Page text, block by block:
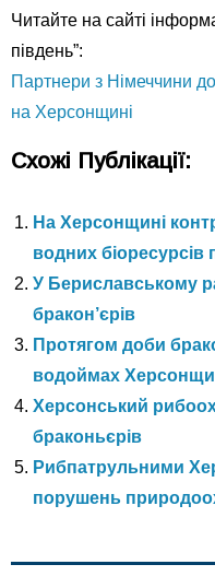
Читайте на сайті
південь”:
Партнери з Німеччини
на Херсонщині
Схожі Публікації:
На Херсонщині
водних біоресурсів
У Бериславському
бракон’єрів
Протягом доби
водоймах
Херсонський
браконьєрів
Рибпатрульними
порушень